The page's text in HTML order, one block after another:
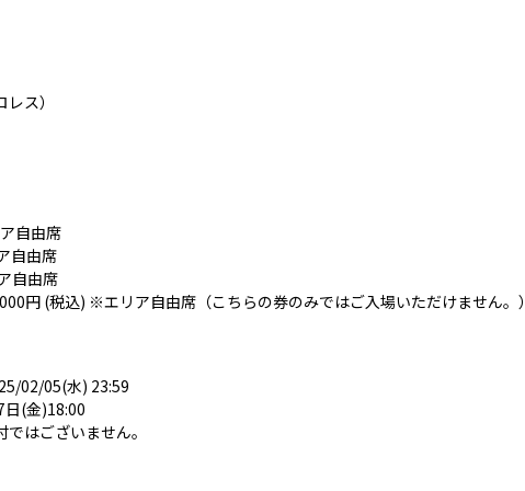
ス）
自由席
自由席
自由席
円 (税込) ※エリア自由席（こちらの券のみではご入場いただけません。
02/05(水) 23:59
(金)18:00
はございません。